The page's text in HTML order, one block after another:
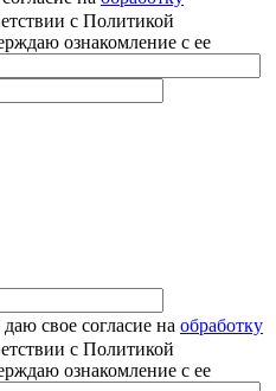
с Политикой
ознакомление с ее
свое согласие на обработку
с Политикой
ознакомление с ее